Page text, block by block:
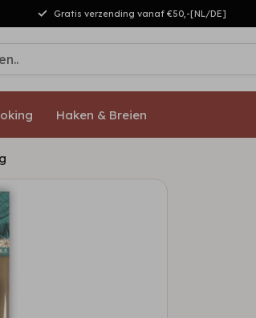
Gratis verzending vanaf €50,-[NL/DE]
Haken & Breien